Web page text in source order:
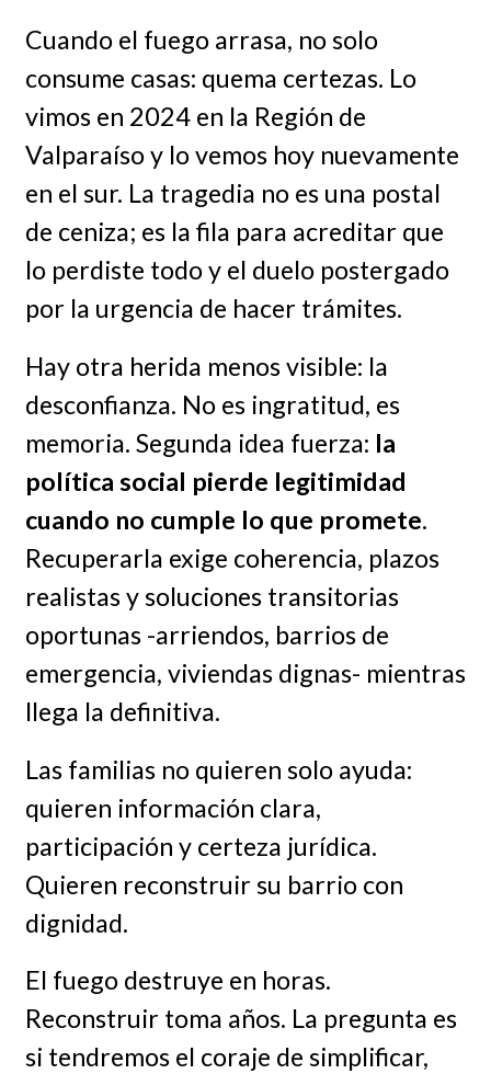
Cuando el fuego arrasa, no solo
consume casas: quema certezas. Lo
vimos en 2024 en la Región de
Valparaíso y lo vemos hoy nuevamente
en el sur. La tragedia no es una postal
de ceniza; es la fila para acreditar que
lo perdiste todo y el duelo postergado
por la urgencia de hacer trámites.
Hay otra herida menos visible: la
desconfianza. No es ingratitud, es
memoria. Segunda idea fuerza: la
política social pierde legitimidad
cuando no cumple lo que promete.
Recuperarla exige coherencia, plazos
realistas y soluciones transitorias
oportunas -arriendos, barrios de
emergencia, viviendas dignas- mientras
llega la definitiva.
Las familias no quieren solo ayuda:
quieren información clara,
participación y certeza jurídica.
Quieren reconstruir su barrio con
dignidad.
El fuego destruye en horas.
Reconstruir toma años. La pregunta es
si tendremos el coraje de simplificar,